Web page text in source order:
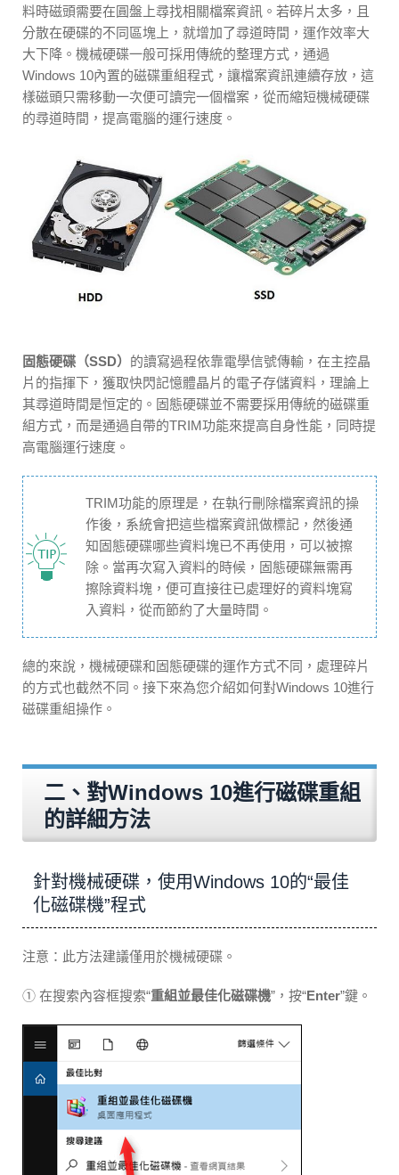
料時磁頭需要在圓盤上尋找相關檔案資訊。若碎片太多，且
分散在硬碟的不同區塊上，就增加了尋道時間，運作效率大
大下降。機械硬碟一般可採用傳統的整理方式，通過
Windows 10內置的磁碟重組程式，讓檔案資訊連續存放，這
樣磁頭只需移動一次便可讀完一個檔案，從而縮短機械硬碟
的尋道時間，提高電腦的運行速度。
固態硬碟（SSD） 的讀寫過程依靠電學信號傳輸，在主控晶
片的指揮下，獲取快閃記憶體晶片的電子存儲資料，理論上
其尋道時間是恒定的。固態硬碟並不需要採用傳統的磁碟重
組方式，而是通過自帶的TRIM功能來提高自身性能，同時提
高電腦運行速度。
TRIM功能的原理是，在執行刪除檔案資訊的操
作後，系統會把這些檔案資訊做標記，然後通
知固態硬碟哪些資料塊已不再使用，可以被擦
除。當再次寫入資料的時候，固態硬碟無需再
擦除資料塊，便可直接往已處理好的資料塊寫
入資料，從而節約了大量時間。
總的來說，機械硬碟和固態硬碟的運作方式不同，處理碎片
的方式也截然不同。接下來為您介紹如何對Windows 10進行
磁碟重組操作。
二、對Windows 10進行磁碟重組
的詳細方法
針對機械硬碟，使用Windows 10的“最佳
化磁碟機”程式
注意：此方法建議僅用於機械硬碟。
① 在搜索內容框搜索“重組並最佳化磁碟機”，按“Enter”鍵。